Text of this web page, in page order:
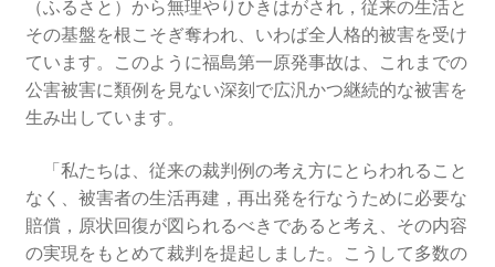
2023.1.26 「脱原発」成長論
2023.2.7 いまこそ私は原発に反対します
なぜ首都圏でガンが６０万人 増えているのか！？
南海トラフ巨大地震でも原発は大丈夫と言う人々
（ふるさと）から無理やりひきはがされ，従来の生活と
その基盤を根こそぎ奪われ、いわば全人格的被害を受け
ています。このように福島第一原発事故は、これまでの
公害被害に類例を見ない深刻で広汎かつ継続的な被害を
生み出しています。
「私たちは、従来の裁判例の考え方にとらわれること
なく、被害者の生活再建，再出発を行なうために必要な
賠償，原状回復が図られるべきであると考え、その内容
の実現をもとめて裁判を提起しました。こうして多数の